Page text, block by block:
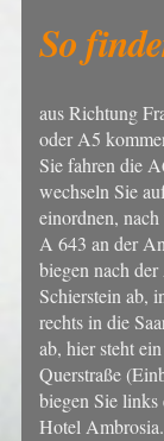
So
aus Richtung
oder A5
Sie fahren die
wechseln Sie
einordnen,
A 643 an der
biegen nach
Schierstein ab,
rechts in die
ab, hier steht
Querstraße
biegen Sie
Hotel Ambrosia.